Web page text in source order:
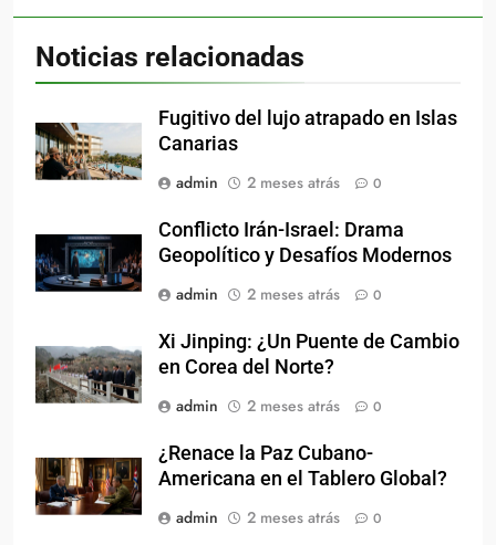
Noticias relacionadas
Fugitivo del lujo atrapado en Islas
Canarias
admin
2 meses atrás 0
Conflicto Irán-Israel: Drama
Geopolítico y Desafíos Modernos
admin
2 meses atrás 0
Xi Jinping: ¿Un Puente de Cambio
en Corea del Norte?
admin
2 meses atrás 0
¿Renace la Paz Cubano-
Americana en el Tablero Global?
admin
2 meses atrás 0